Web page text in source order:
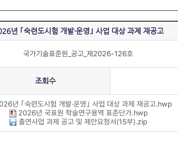
년 ｢숙련도시험 개발·운영｣ 사업 대상 과제 재공고
국가기술표준원_공고_제2026-126호
조회수
년 ｢숙련도시험 개발·운영｣ 사업 대상 과제 재공고.hwp
2026년 국표원 학술연구용역 표준단가.hwp
출연사업 과제 공고 및 제안요청서(15부).zip